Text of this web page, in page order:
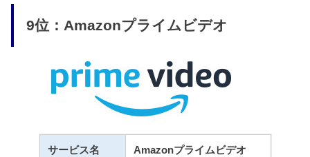
9位：Amazonプライムビデオ
サービス名 Amazonプライムビデオ